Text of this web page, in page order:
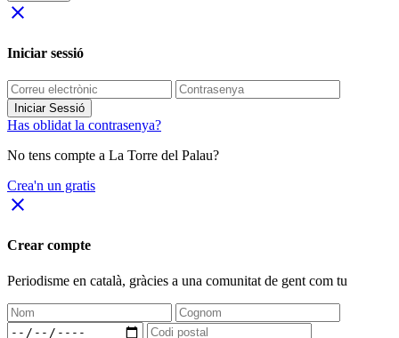
close
Iniciar sessió
Iniciar Sessió
Has oblidat la contrasenya?
No tens compte a La Torre del Palau?
Crea'n un gratis
close
Crear compte
Periodisme en català, gràcies a una comunitat de gent com tu